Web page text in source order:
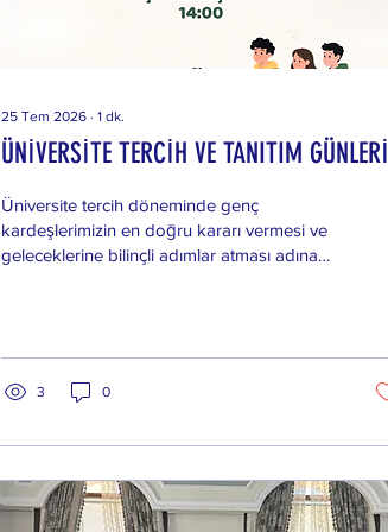
25 Tem 2026 ∙ 1 dk.
ÜNİVERSİTE TERCİH VE TANITIM GÜNLERİ
Üniversite tercih döneminde genç
kardeşlerimizin en doğru kararı vermesi ve
geleceklerine bilinçli adımlar atması adına
bilgilerle değil, sahadaki uzmanlar ve
üniversiteli gençlerden alacağın doğru
bilgilerle şekillendirmek için seni de
duyduğun meslekleri sahadaki
uzmanlarından ve...
3 0